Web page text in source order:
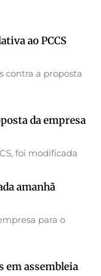
ao PCCS
contra a proposta
da empresa
foi modificada
amanhã
para o
em assembleia